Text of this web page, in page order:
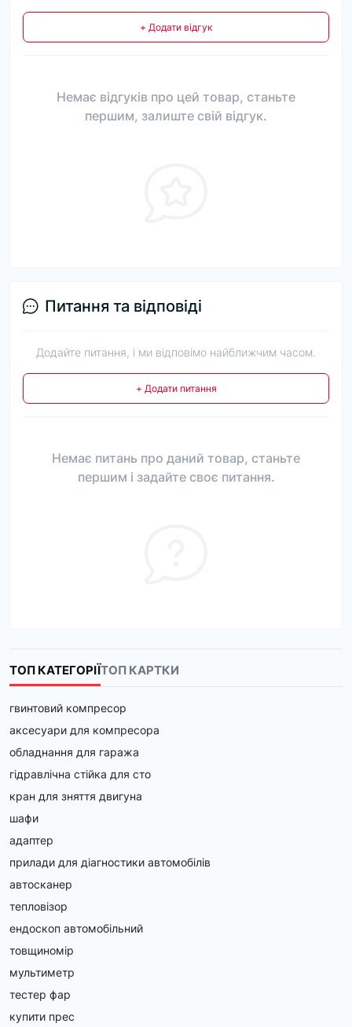
+ Додати відгук
Немає відгуків про цей товар, станьте
першим, залиште свій відгук.
Питання та відповіді
Додайте питання, і ми відповімо найближчим часом.
+ Додати питання
Немає питань про даний товар, станьте
першим і задайте своє питання.
ТОП КАТЕГОРІЇТОП КАРТКИ
гвинтовий компресор
аксесуари для компресора
обладнання для гаража
гідравлічна стійка для сто
кран для зняття двигуна
шафи
адаптер
прилади для діагностики автомобілів
автосканер
тепловізор
ендоскоп автомобільний
товщиномір
мультиметр
тестер фар
купити прес